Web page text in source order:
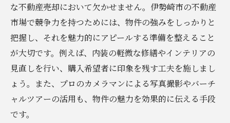
購入者視点からのアプローチ法
成功事例から学ぶ販売テクニック
プロが教える伊勢崎市での不動産売却で避ける
べき落とし穴
価格設定の誤りを防ぐ方法
契約時の注意点とトラブル回避
な不動産売却において欠かせません。伊勢崎市の不動産
市場で競争力を持つためには、物件の強みをしっかりと
把握し、それを魅力的にアピールする準備を整えること
が大切です。例えば、内装の軽微な修繕やインテリアの
見直しを行い、購入希望者に印象を残す工夫を施しまし
ょう。また、プロのカメラマンによる写真撮影やバーチ
ャルツアーの活用も、物件の魅力を効果的に伝える手段
です。